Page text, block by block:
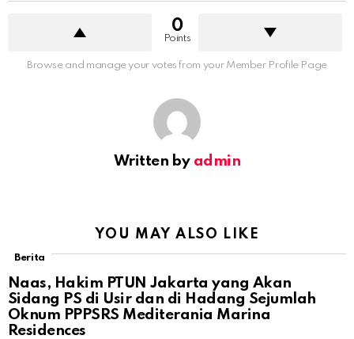
0
Points
Browse and manage your votes from your Member Profile Page
Written by admin
YOU MAY ALSO LIKE
Berita
Naas, Hakim PTUN Jakarta yang Akan
Sidang PS di Usir dan di Hadang Sejumlah
Oknum PPPSRS Mediterania Marina
Residences